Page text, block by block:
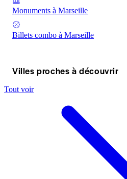
Monuments à Marseille
Billets combo à Marseille
Villes proches à découvrir
Tout voir